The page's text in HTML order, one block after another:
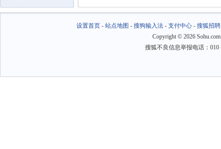
设置首页- 站点地图 - 搜狗输入法- 支付中心- 搜狐招聘
Copyright © 2026
搜狐不良信息举报电话：010